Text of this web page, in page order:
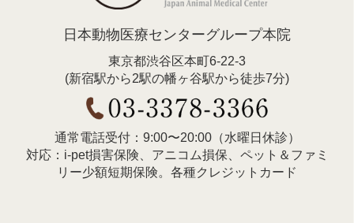
日本動物医療センターグループ本院
東京都渋谷区本町6-22-3
(新宿駅から2駅の幡ヶ谷駅から徒歩7分)
通常電話受付：9:00〜20:00（水曜日休診）
対応：i-pet損害保険、アニコム損保、ペット＆ファミ
リー少額短期保険。各種クレジットカード